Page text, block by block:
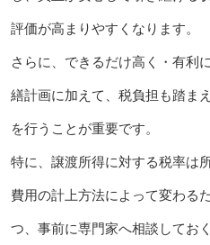
評価が高まりやすくなります。
さらに、できるだけ高く・有利
繕計画に加えて、税負担も踏ま
を行うことが重要です。
特に、譲渡所得に対する税率は
費用の計上方法によって変わる
つ、事前に専門家へ相談してお